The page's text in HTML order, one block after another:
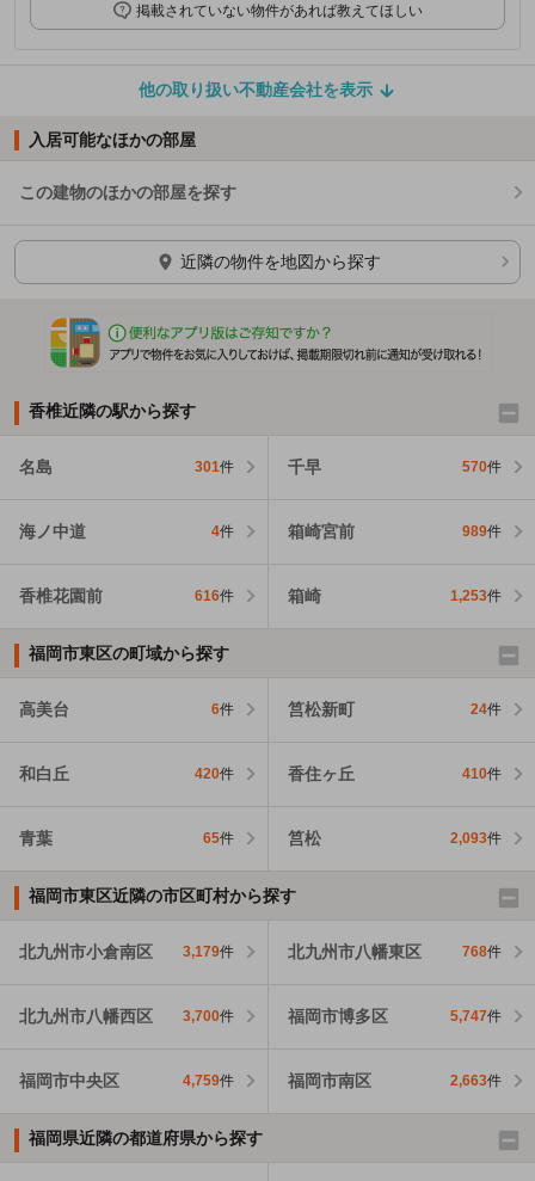
掲載されていない物件があれば教えてほしい
他の取り扱い不動産会社を表示
入居可能なほかの部屋
この建物のほかの部屋を探す
ほかの部屋を検索中…
近隣の物件を地図から探す
香椎近隣の駅から探す
名島 301件 千早 570件
海ノ中道 4件 箱崎宮前 989件
香椎花園前 616件 箱崎 1,253件
福岡市東区の町域から探す
高美台 6件 筥松新町 24件
和白丘 420件 香住ヶ丘 410件
青葉 65件 筥松 2,093件
福岡市東区近隣の市区町村から探す
北九州市小倉南区 3,179件 北九州市八幡東区 768件
北九州市八幡西区 3,700件 福岡市博多区 5,747件
福岡市中央区 4,759件 福岡市南区 2,663件
福岡県近隣の都道府県から探す